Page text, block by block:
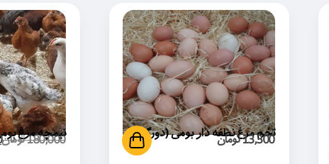
تخم مرغ نطفه دار بومی (دورگه)
13,300تومان نیمچه مرغ
180,000تومان